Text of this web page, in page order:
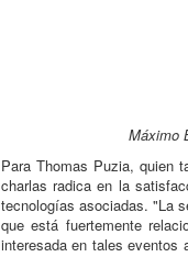
Máximo
Para Thomas Puzia, quien
charlas radica en la
tecnologías asociadas. "La
que está fuertemente
interesada en tales eventos